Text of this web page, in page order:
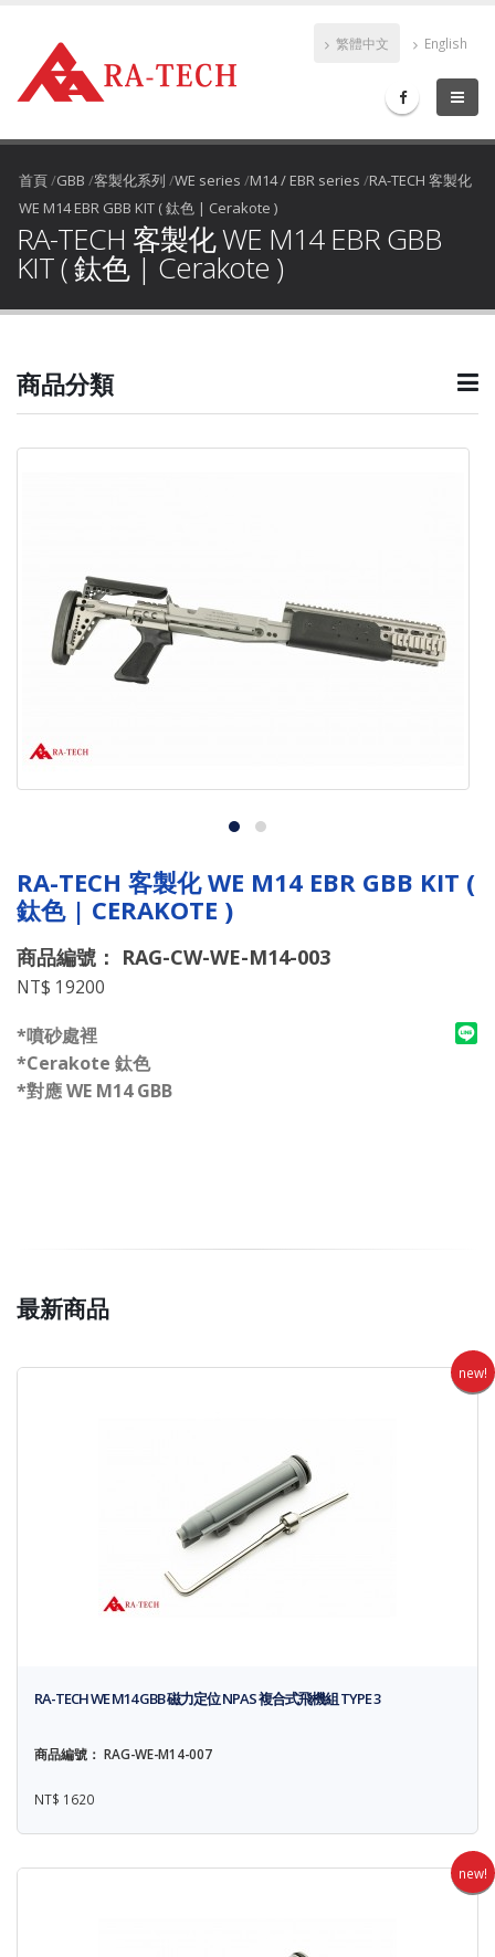
繁體中文 English
首頁/GBB /客製化系列 /WE series /M14 / EBR series /RA-TECH 客製化
WE M14 EBR GBB KIT ( 鈦色 | Cerakote )
RA-TECH 客製化 WE M14 EBR GBB
KIT ( 鈦色 | Cerakote )
商品分類
RA-TECH 客製化 WE M14 EBR GBB KIT (
鈦色 | CERAKOTE )
商品編號： RAG-CW-WE-M14-003
NT$ 19200
*噴砂處裡
*Cerakote 鈦色
*對應 WE M14 GBB
最新商品
new!
RA-TECH WE M14 GBB 磁力定位 NPAS 複合式飛機組 TYPE 3
商品編號： RAG-WE-M14-007
NT$ 1620
new!